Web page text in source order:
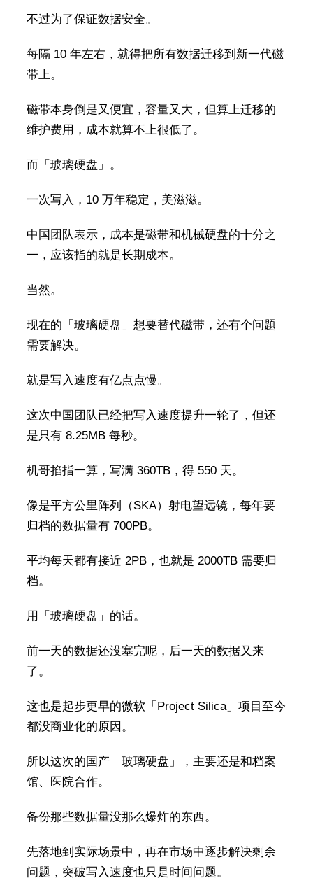
不过为了保证数据安全。
每隔 10 年左右，就得把所有数据迁移到新一代磁
带上。
磁带本身倒是又便宜，容量又大，但算上迁移的
维护费用，成本就算不上很低了。
而「玻璃硬盘」。
一次写入，10 万年稳定，美滋滋。
中国团队表示，成本是磁带和机械硬盘的十分之
一，应该指的就是长期成本。
当然。
现在的「玻璃硬盘」想要替代磁带，还有个问题
需要解决。
就是写入速度有亿点点慢。
这次中国团队已经把写入速度提升一轮了，但还
是只有 8.25MB 每秒。
机哥掐指一算，写满 360TB，得 550 天。
像是平方公里阵列（SKA）射电望远镜，每年要
归档的数据量有 700PB。
平均每天都有接近 2PB，也就是 2000TB 需要归
档。
用「玻璃硬盘」的话。
前一天的数据还没塞完呢，后一天的数据又来
了。
这也是起步更早的微软「Project Silica」项目至今
都没商业化的原因。
所以这次的国产「玻璃硬盘」，主要还是和档案
馆、医院合作。
备份那些数据量没那么爆炸的东西。
先落地到实际场景中，再在市场中逐步解决剩余
问题，突破写入速度也只是时间问题。